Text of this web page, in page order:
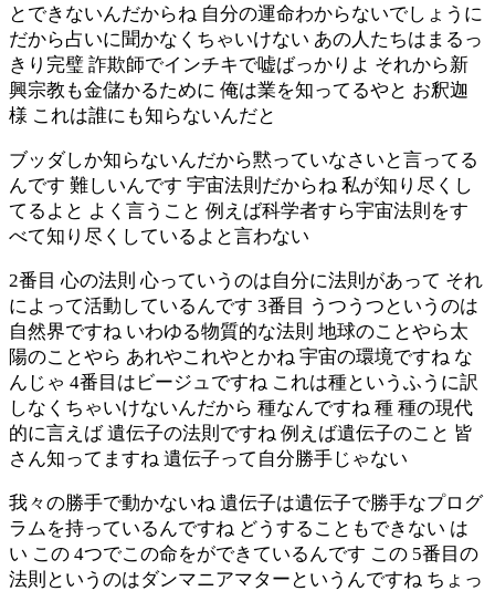
とできないんだからね 自分の運命わからないでしょうに
だから占いに聞かなくちゃいけない あの人たちはまるっ
きり完璧 詐欺師でインチキで嘘ばっかりよ それから新
興宗教も金儲かるために 俺は業を知ってるやと お釈迦
様 これは誰にも知らないんだと
ブッダしか知らないんだから黙っていなさいと言ってる
んです 難しいんです 宇宙法則だからね 私が知り尽くし
てるよと よく言うこと 例えば科学者すら宇宙法則をす
べて知り尽くしているよと言わない
2番目 心の法則 心っていうのは自分に法則があって それ
によって活動しているんです 3番目 うつうつというのは
自然界ですね いわゆる物質的な法則 地球のことやら太
陽のことやら あれやこれやとかね 宇宙の環境ですね な
んじゃ 4番目はビージュですね これは種というふうに訳
しなくちゃいけないんだから 種なんですね 種 種の現代
的に言えば 遺伝子の法則ですね 例えば遺伝子のこと 皆
さん知ってますね 遺伝子って自分勝手じゃない
我々の勝手で動かないね 遺伝子は遺伝子で勝手なプログ
ラムを持っているんですね どうすることもできない は
い この 4つでこの命をができているんです この 5番目の
法則というのはダンマニアマターというんですね ちょっ